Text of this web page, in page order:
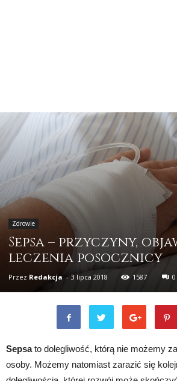
Zdrowie
Sepsa – przyczyny,
leczenia posocznicy
Przez Redakcja - 3 lipca 2018 1587 0
Sepsato dolegliwość, którą nie możemy
osoby. Możemy natomiast zarazić się